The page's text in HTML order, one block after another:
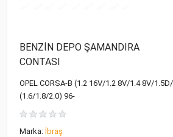
BENZİN DEPO ŞAMANDIRA
CONTASI
OPEL CORSA-B (1.2 16V/1.2 8V/1.4 8V/
(1.6/1.8/2.0) 96-
Marka: İbraş